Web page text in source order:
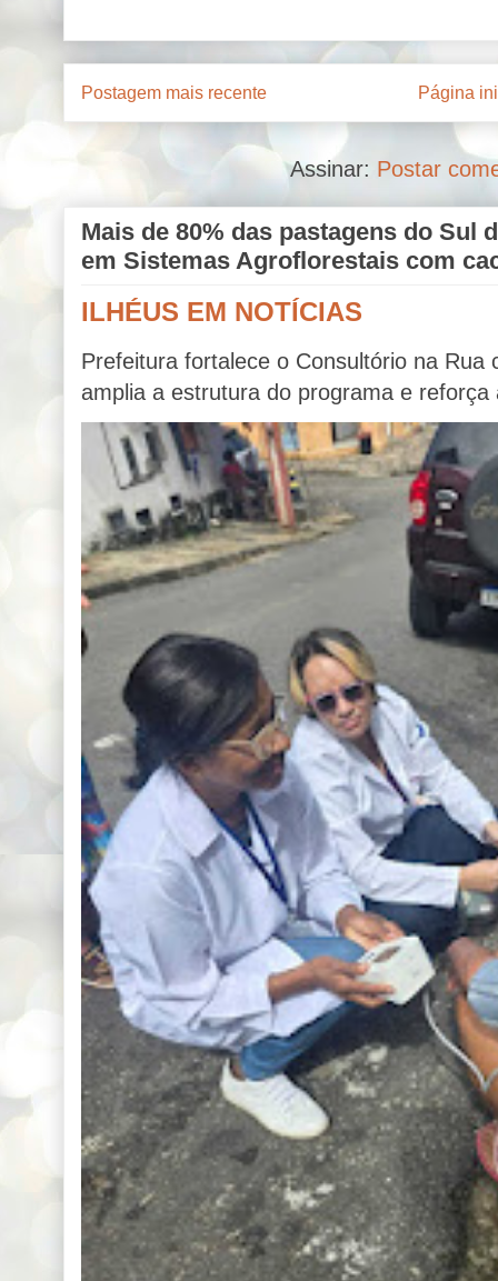
Postagem mais recente Página
Assinar: Postar
Mais de 80% das pastagens do Sul
em Sistemas Agroflorestais com
ILHÉUS EM NOTÍCIAS
Prefeitura fortalece o Consultório na Rua
amplia a estrutura do programa e